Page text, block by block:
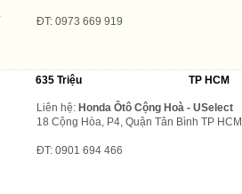
ĐT: 0973 669 919
635 Triệu TP HCM
Liên hệ: Honda Ôtô Cộng Hoà - USelect
18 Cộng Hòa, P4, Quận Tân Bình TP HCM
ĐT: 0901 694 466